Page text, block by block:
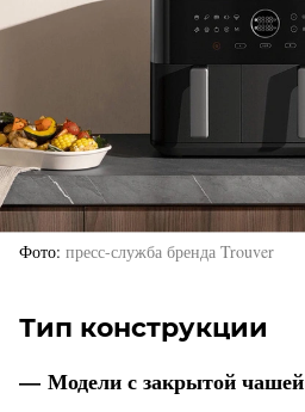
Фото пресс-служба бренда Trouver
Тип конструкции
— Модели с закрытой чашей